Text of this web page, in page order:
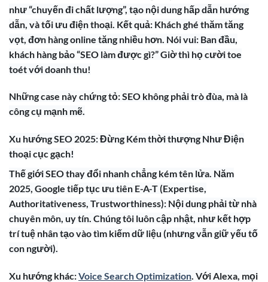
như “chuyến đi chất lượng”, tạo nội dung hấp dẫn hướng
dẫn, và tối ưu điện thoại. Kết quả: Khách ghé thăm tăng
vọt, đơn hàng online tăng nhiều hơn. Nói vui: Ban đầu,
khách hàng bảo “SEO làm được gì?” Giờ thì họ cười toe
toét với doanh thu!
Những case này chứng tỏ: SEO không phải trò đùa, mà là
công cụ mạnh mẽ.
Xu hướng SEO 2025: Đừng Kém thời thượng Như Điện
thoại cục gạch!
Thế giới SEO thay đổi nhanh chẳng kém tên lửa. Năm
2025, Google tiếp tục ưu tiên E-A-T (Expertise,
Authoritativeness, Trustworthiness): Nội dung phải từ nhà
chuyên môn, uy tín. Chúng tôi luôn cập nhật, như kết hợp
trí tuệ nhân tạo vào tìm kiếm dữ liệu (nhưng vẫn giữ yếu tố
con người).
Xu hướng khác:Voice Search Optimization. Với Alexa, mọi